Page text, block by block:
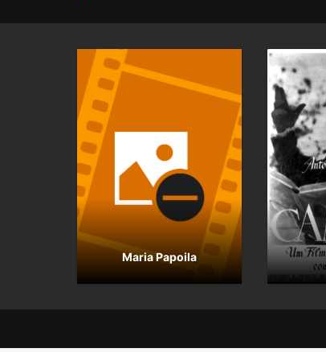
Maria Papoila